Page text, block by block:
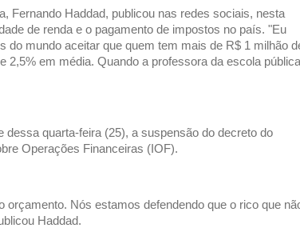
Fernando Haddad, publicou nas redes sociais, nesta
de renda e o pagamento de impostos no país. "Eu
mundo aceitar que quem tem mais de R$ 1 milhão
2,5% em média. Quando a professora da escola pública
quarta-feira (25), a suspensão do decreto do
Operações Financeiras (IOF).
Nós estamos defendendo que o rico que
Haddad.